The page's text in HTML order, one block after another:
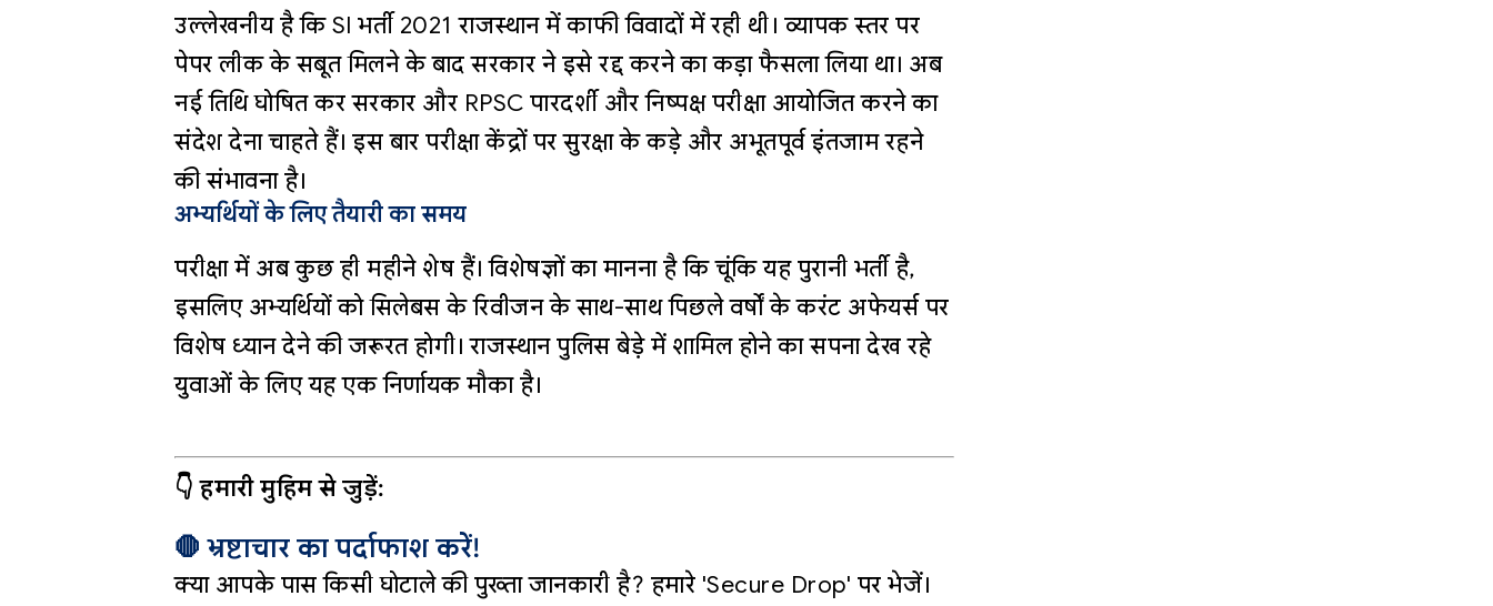
उल्लेखनीय है कि SI भर्ती 2021 राजस्थान में काफी विवादों में रही थी। व्यापक स्तर पर
पेपर लीक के सबूत मिलने के बाद सरकार ने इसे रद्द करने का कड़ा फैसला लिया था। अब
नई तिथि घोषित कर सरकार और RPSC पारदर्शी और निष्पक्ष परीक्षा आयोजित करने का
संदेश देना चाहते हैं। इस बार परीक्षा केंद्रों पर सुरक्षा के कड़े और अभूतपूर्व इंतजाम रहने
की संभावना है।
अभ्यर्थियों के लिए तैयारी का समय
परीक्षा में अब कुछ ही महीने शेष हैं। विशेषज्ञों का मानना है कि चूंकि यह पुरानी भर्ती है,
इसलिए अभ्यर्थियों को सिलेबस के रिवीजन के साथ-साथ पिछले वर्षों के करंट अफेयर्स पर
विशेष ध्यान देने की जरूरत होगी। राजस्थान पुलिस बेड़े में शामिल होने का सपना देख रहे
युवाओं के लिए यह एक निर्णायक मौका है।
👇 हमारी मुहिम से जुड़ें:
🛑 भ्रष्टाचार का पर्दाफाश करें!
क्या आपके पास किसी घोटाले की पुख्ता जानकारी है? हमारे 'Secure Drop' पर भेजें।